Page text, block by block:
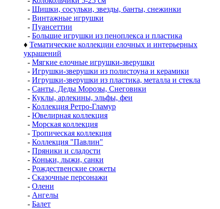
- Шишки, сосульки, звезды, банты, снежинки
- Винтажные игрушки
- Пуансеттии
- Большие игрушки из пеноплекса и пластика
♦ Тематические коллекции елочных и интерьерных
украшений
- Мягкие елочные игрушки-зверушки
- Игрушки-зверушки из полистоуна и керамики
- Игрушки-зверушки из пластика, металла и стекла
- Санты, Деды Морозы, Снеговики
- Куклы, арлекины, эльфы, феи
- Коллекция Ретро-Гламур
- Ювелирная коллекция
- Морская коллекция
- Тропическая коллекция
- Коллекция "Павлин"
- Пряники и сладости
- Коньки, лыжи, санки
- Рождественские сюжеты
- Сказочные персонажи
- Олени
- Ангелы
- Балет